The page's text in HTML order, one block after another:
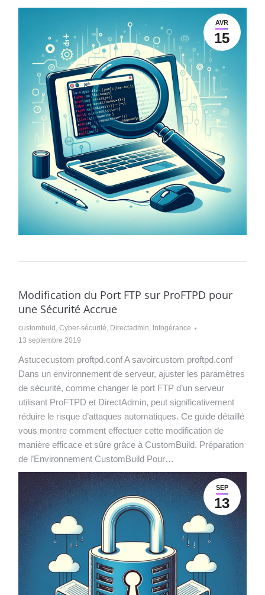
AVR
15
Modification du Port FTP sur ProFTPD pour
une Sécurité Accrue
custombuid ,Cyber-sécurité, Directadmin, Infogérance
13 septembre 2019
Astucecustom proftpd.conf A savoircustom proftpd.conf
Dans un environnement de serveur, ajuster les paramètres
de sécurité, comme changer le port FTP d’un serveur
utilisant ProFTPD et DirectAdmin, peut significativement
réduire le risque d’attaques automatiques. Ce guide détaillé
vous montre comment effectuer cette modification de
manière efficace et sûre grâce à CustomBuild. Préparation
de l’Environnement CustomBuild Pour…
SEP
13